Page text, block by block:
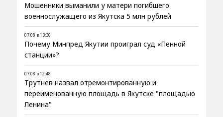
Мошенники выманили у матери погибшего
военнослужащего из Якутска 5 млн рублей
07.08 в 13:30
Почему Минпред Якутии проиграл суд «Пенной
станции»?
07.08 в 12:48
Трутнев назвал отремонтированную и
переименованную площадь в Якутске "площадью
Ленина"